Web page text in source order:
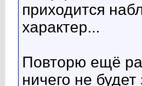
приходится
характер...
Повторю ещё
ничего не